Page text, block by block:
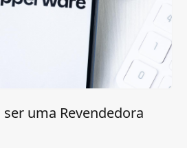
uma Revendedora